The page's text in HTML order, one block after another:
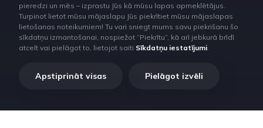
pieredzi un mēs – izprastu Jūs kā mūsu lapas apmeklētājus.
Turpinot lietot mūsu mājaslapu Jūs piekrītiet mūsu mājaslapas
lietošanas noteikumiem! Tu vari sniegt mums savu piekrišanu šo
sīkdatņu izmantošanai, nospiežot “Piekrītu”, kā arī jebkurā brīdī
atcelt vai pielāgot to, lietojot saiti Sīkdatņu iestatījumi.
Apstiprināt visas Pielāgot izvēli